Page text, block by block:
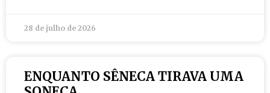
28 de julho de 2026
ENQUANTO SÊNECA TIRAVA UMA